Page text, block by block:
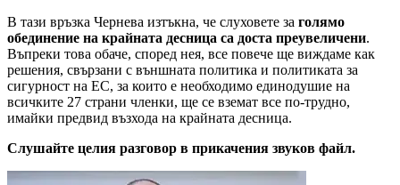
В тази връзка Чернева изтъкна, че слуховете за голямо
обединение на крайната десница са доста преувеличени.
Въпреки това обаче, според нея, все повече ще виждаме как
решения, свързани с външната политика и политиката за
сигурност на ЕС, за които е необходимо единодушие на
всичките 27 страни членки, ще се вземат все по-трудно,
имайки предвид възхода на крайната десница.
Слушайте целия разговор в прикачения звуков файл.